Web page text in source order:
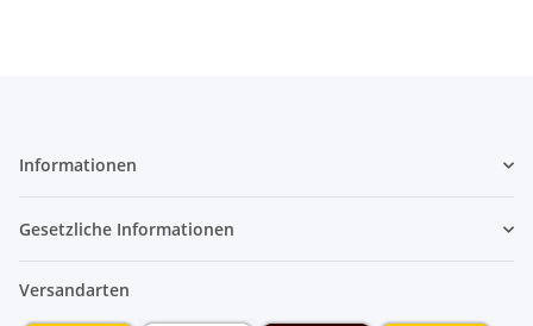
Informationen
Gesetzliche Informationen
Versandarten